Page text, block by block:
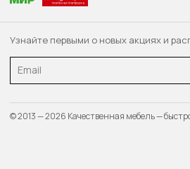
Узнайте первыми о новых акциях и
Email
© 2013 — 2026 Качественная мебель —